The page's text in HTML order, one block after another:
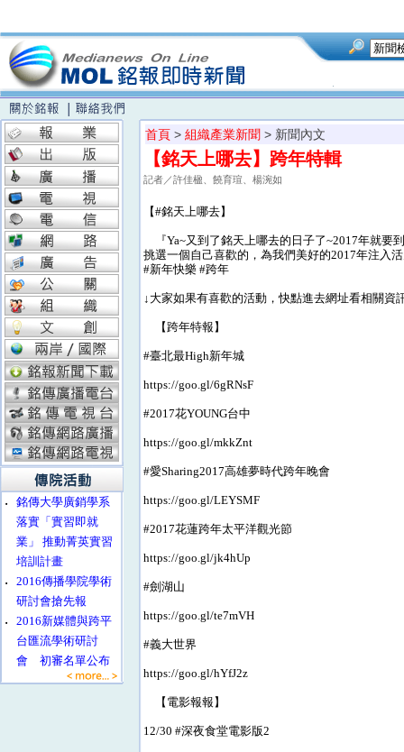
‧
銘傳大學廣銷學系
落實「實習即就
業」 推動菁英實習
培訓計畫
‧
2016傳播學院學術
研討會搶先報
‧
2016新媒體與跨平
台匯流學術研討
會 初審名單公布
首頁 > 組織產業新聞 > 新聞內文
【銘天上哪去】跨年特輯
記者／許佳楹、饒育瑄、楊涴如
【#銘天上哪去】
『Ya~又到了銘天上哪去的日子了~2017年就要
挑選一個自己喜歡的，為我們美好的2017年注入
#新年快樂 #跨年
↓大家如果有喜歡的活動，快點進去網址看相關資
【跨年特報】
#臺北最High新年城
https://goo.gl/6gRNsF
#2017花YOUNG台中
https://goo.gl/mkkZnt
#愛Sharing2017高雄夢時代跨年晚會
https://goo.gl/LEYSMF
#2017花蓮跨年太平洋觀光節
https://goo.gl/jk4hUp
#劍湖山
https://goo.gl/te7mVH
#義大世界
https://goo.gl/hYfJ2z
【電影報報】
12/30 #深夜食堂電影版2